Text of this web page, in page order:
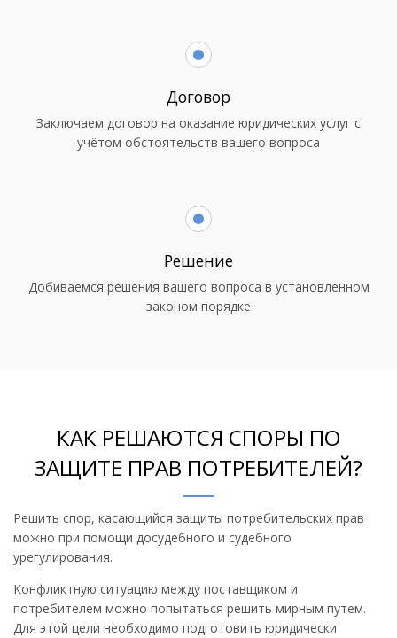
Договор
Заключаем договор на оказание юридических услуг с
учётом обстоятельств вашего вопроса
Решение
Добиваемся решения вашего вопроса в установленном
законом порядке
КАК РЕШАЮТСЯ СПОРЫ ПО
ЗАЩИТЕ ПРАВ ПОТРЕБИТЕЛЕЙ?
Решить спор, касающийся защиты потребительских прав
можно при помощи досудебного и судебного
урегулирования.
Конфликтную ситуацию между поставщиком и
потребителем можно попытаться решить мирным путем.
Для этой цели необходимо подготовить юридически